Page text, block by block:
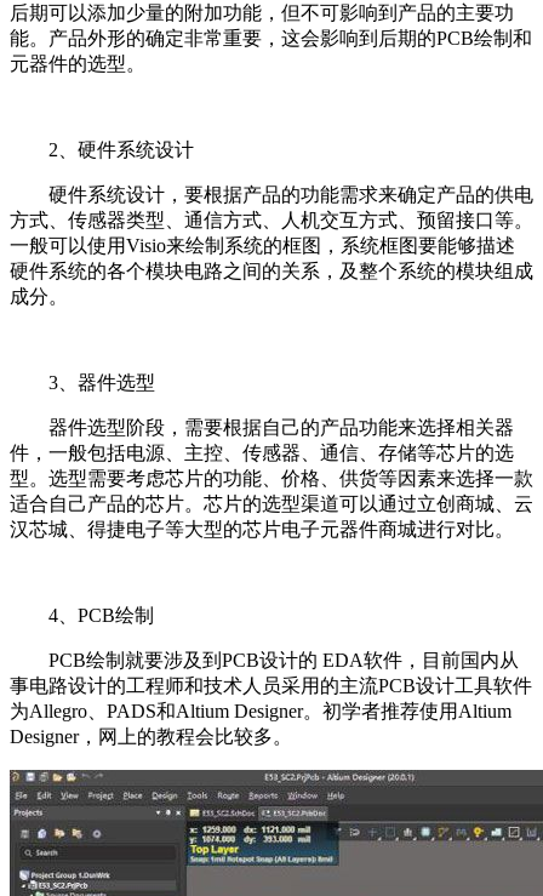
后期可以添加少量的附加功能，但不可影响到产品的主要功
能。产品外形的确定非常重要，这会影响到后期的PCB绘制和
元器件的选型。
2、硬件系统设计
硬件系统设计，要根据产品的功能需求来确定产品的供电
方式、传感器类型、通信方式、人机交互方式、预留接口等。
一般可以使用Visio来绘制系统的框图，系统框图要能够描述
硬件系统的各个模块电路之间的关系，及整个系统的模块组成
成分。
3、器件选型
器件选型阶段，需要根据自己的产品功能来选择相关器
件，一般包括电源、主控、传感器、通信、存储等芯片的选
型。选型需要考虑芯片的功能、价格、供货等因素来选择一款
适合自己产品的芯片。芯片的选型渠道可以通过立创商城、云
汉芯城、得捷电子等大型的芯片电子元器件商城进行对比。
4、PCB绘制
PCB绘制就要涉及到PCB设计的 EDA软件，目前国内从
事电路设计的工程师和技术人员采用的主流PCB设计工具软件
为Allegro、PADS和Altium Designer。初学者推荐使用Altium
Designer，网上的教程会比较多。